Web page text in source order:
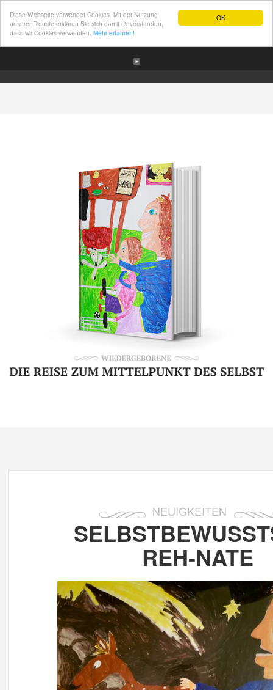
OK
Diese Webseite verwendet Cookies. Mit der Nutzung
unserer Dienste erklären Sie sich damit einverstanden,
dass wir Cookies verwenden. Mehr erfahren!
NEUIGKEITEN
REH-NATE